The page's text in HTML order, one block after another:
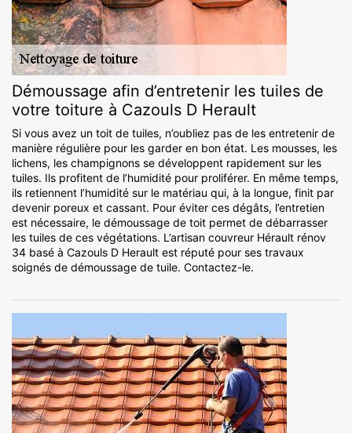
Démoussage afin d’entretenir les tuiles de
votre toiture à Cazouls D Herault
Si vous avez un toit de tuiles, n’oubliez pas de les entretenir de
manière régulière pour les garder en bon état. Les mousses, les
lichens, les champignons se développent rapidement sur les
tuiles. Ils profitent de l’humidité pour proliférer. En même temps,
ils retiennent l’humidité sur le matériau qui, à la longue, finit par
devenir poreux et cassant. Pour éviter ces dégâts, l’entretien
est nécessaire, le démoussage de toit permet de débarrasser
les tuiles de ces végétations. L’artisan couvreur Hérault rénov
34 basé à Cazouls D Herault est réputé pour ses travaux
soignés de démoussage de tuile. Contactez-le.